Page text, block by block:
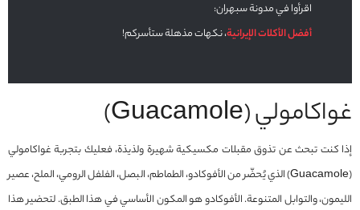
اقرأوا في مدونة سبهران:
أفضل الأكلات الإيرانية، نكهات مذهلة ستأسركم!
غواكامولي (Guacamole)
إذا كنت تبحث عن تذوق مقبلات مكسيكية شهيرة ولذيذة، فعليك بتجربة غواكامولي
(Guacamole) الذي يُحضّر من الأفوكادو، الطماطم، البصل، الفلفل الرومي، الملح، عصير
الليمون، والتوابل المتنوعة. الأفوكادو هو المكون الأساسي في هذا الطبق. لتحضير هذا